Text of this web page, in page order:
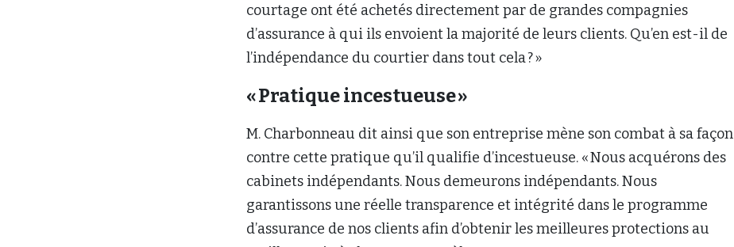
courtage ont été achetés directement par de grandes compagnies
d’assurance à qui ils envoient la majorité de leurs clients. Qu’en est-il de
l’indépendance du courtier dans tout cela ? »
« Pratique incestueuse »
M. Charbonneau dit ainsi que son entreprise mène son combat à sa façon
contre cette pratique qu’il qualifie d’incestueuse. « Nous acquérons des
cabinets indépendants. Nous demeurons indépendants. Nous
garantissons une réelle transparence et intégrité dans le programme
d’assurance de nos clients afin d’obtenir les meilleures protections au